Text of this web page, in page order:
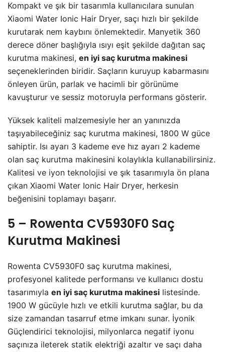
Kompakt ve şık bir tasarımla kullanıcılara sunulan
Xiaomi Water Ionic Hair Dryer, saçı hızlı bir şekilde
kurutarak nem kaybını önlemektedir. Manyetik 360
derece döner başlığıyla ısıyı eşit şekilde dağıtan saç
kurutma makinesi, en iyi saç kurutma makinesi
seçeneklerinden biridir. Saçların kuruyup kabarmasını
önleyen ürün, parlak ve hacimli bir görünüme
kavuşturur ve sessiz motoruyla performans gösterir.
Yüksek kaliteli malzemesiyle her an yanınızda
taşıyabileceğiniz saç kurutma makinesi, 1800 W güce
sahiptir. Isı ayarı 3 kademe eve hız ayarı 2 kademe
olan saç kurutma makinesini kolaylıkla kullanabilirsiniz.
Kalitesi ve iyon teknolojisi ve şık tasarımıyla ön plana
çıkan Xiaomi Water Ionic Hair Dryer, herkesin
beğenisini toplamayı başarır.
5 – Rowenta CV5930F0 Saç
Kurutma Makinesi
Rowenta CV5930F0 saç kurutma makinesi,
profesyonel kalitede performansı ve kullanıcı dostu
tasarımıyla en iyi saç kurutma makinesi listesinde.
1900 W gücüyle hızlı ve etkili kurutma sağlar, bu da
size zamandan tasarruf etme imkanı sunar. İyonik
Güçlendirici teknolojisi, milyonlarca negatif iyonu
saçınıza ileterek statik elektriği azaltır ve saçı daha